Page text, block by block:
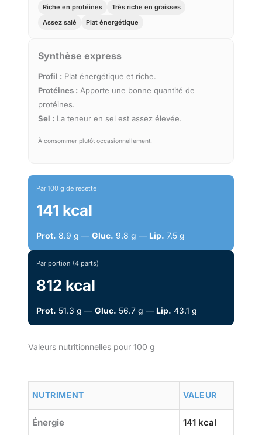
Riche en protéines
Très riche en graisses
Assez salé
Plat énergétique
Synthèse express
Profil : Plat énergétique et riche.
Protéines : Apporte une bonne quantité de
protéines.
Sel : La teneur en sel est assez élevée.
À consommer plutôt occasionnellement.
Par 100 g de recette
141 kcal
Prot. 8.9 g — Gluc. 9.8 g — Lip. 7.5 g
Par portion (4 parts)
812 kcal
Prot. 51.3 g — Gluc. 56.7 g — Lip. 43.1 g
Valeurs nutritionnelles pour 100 g
NUTRIMENT VALEUR
Énergie 141 kcal